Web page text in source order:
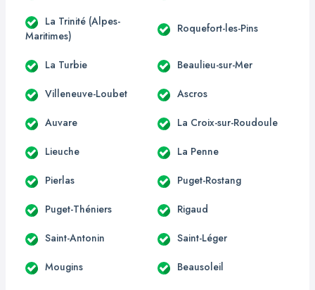
La Trinité (Alpes-
Maritimes)
Roquefort-les-Pins
La Turbie Beaulieu-sur-Mer
Villeneuve-Loubet Ascros
Auvare La Croix-sur-Roudoule
Lieuche La Penne
Pierlas Puget-Rostang
Puget-Théniers Rigaud
Saint-Antonin Saint-Léger
Mougins Beausoleil